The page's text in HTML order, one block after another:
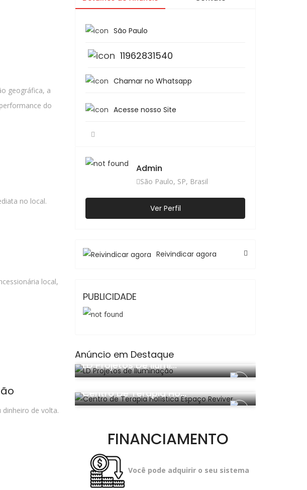
geográfica, a
do
no local.
local,
de volta.
Geração
FINANCIAMENTO
Você pode adquirir o seu sistema
São Paulo
11962831540
Chamar no Whatsapp
Acesse nosso Site
Admin
São Paulo, SP, Brasil
Ver Perfil
Reivindicar agora
PUBLICIDADE
Anúncio em Destaque
Decorações
LD Projetos De Ilumi...
Centro De Terapia Ho...